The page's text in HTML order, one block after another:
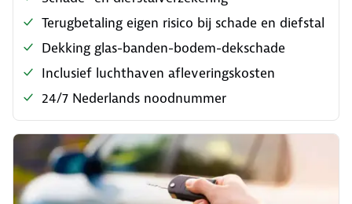
Terugbetaling eigen risico bij schade en diefstal
Dekking glas-banden-bodem-dekschade
Inclusief luchthaven afleveringskosten
24/7 Nederlands noodnummer